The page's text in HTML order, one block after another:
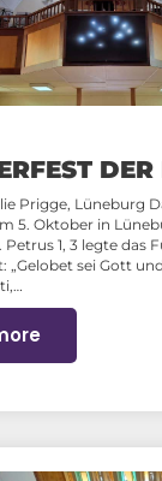
DER
Prigge, Lüneburg
5. Oktober in
Petrus 1, 3 legte das
„Gelobet sei Gott